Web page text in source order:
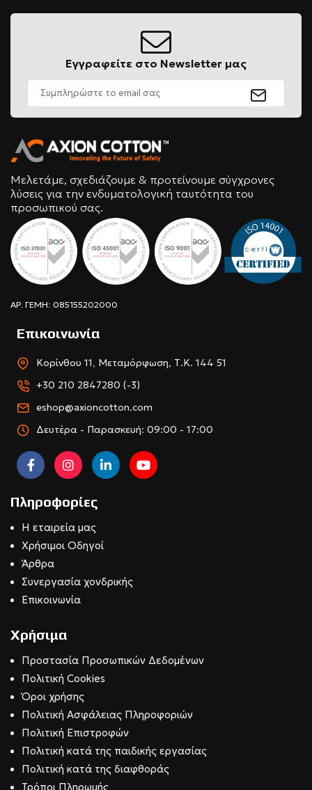
Εγγραφείτε στο Newsletter μας
Μελετάμε, σχεδιάζουμε & προτείνουμε σύγχρονες
λύσεις για την ενδυματολογική ταυτότητα του
προσωπικού σας.
ΑΡ. ΓΕΜΗ: 085155202000
Επικοινωνία
Κορίνθου 11, Μεταμόρφωση, Τ.Κ. 144 51
+30 210 2847280 (-3)
eshop@axioncotton.com
Δευτέρα - Παρασκευή: 09:00 - 17:00
Πληροφορίες
Η εταιρεία μας
Χρήσιμοι Οδηγοί
Άρθρα
Συνεργασία χονδρικής
Επικοινωνία
Χρήσιμα
Προστασία Προσωπικών Δεδομένων
Πολιτική Cookies
Όροι χρήσης
Πολιτική Ασφάλειας Πληροφοριών
Πολιτική Επιστροφών
Πολιτική κατά της παιδικής εργασίας
Πολιτική κατά της διαφθοράς
Τρόποι Πληρωμής